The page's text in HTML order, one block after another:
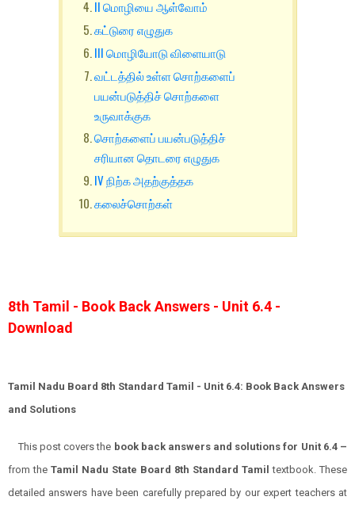
II மொழியை ஆள்வோம்
கட்டுரை எழுதுக
III மொழியோடு விளையாடு
வட்டத்தில் உள்ள சொற்களைப்
பயன்படுத்திச் சொற்களை
உருவாக்குக
சொற்களைப் பயன்படுத்திச்
சரியான தொடரை எழுதுக
IV நிற்க அதற்குத்தக
கலைச்சொற்கள்
8th Tamil - Book Back Answers - Unit 6.4 -
Download
Tamil Nadu Board 8th Standard Tamil - Unit 6.4: Book Back Answers
and Solutions
This post covers the book back answers and solutions for Unit 6.4 –
from the Tamil Nadu State Board 8th Standard Tamil textbook. These
detailed answers have been carefully prepared by our expert teachers at